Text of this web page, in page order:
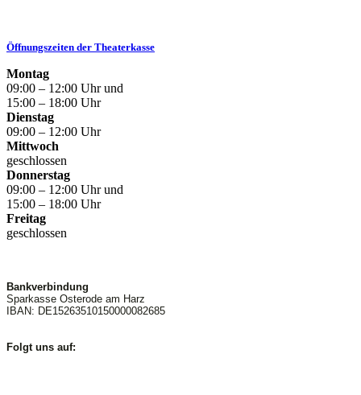
Öffnungszeiten der Theaterkasse
Montag
09:00 – 12:00 Uhr und
15:00 – 18:00 Uhr
Dienstag
09:00 – 12:00 Uhr
Mittwoch
geschlossen
Donnerstag
09:00 – 12:00 Uhr und
15:00 – 18:00 Uhr
Freitag
geschlossen
Bankverbindung
Sparkasse Osterode am Harz
IBAN: DE15263510150000082685
Folgt uns auf: